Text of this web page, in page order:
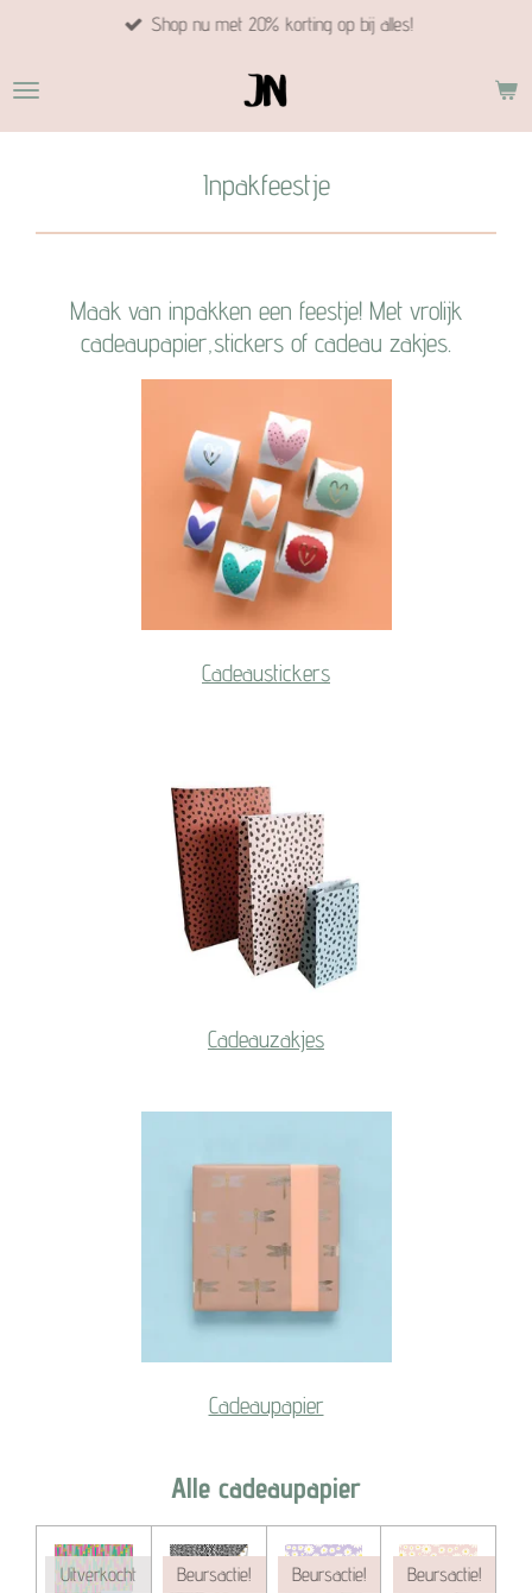
naar
hoofdinhoud
Shop nu met 20% korting op bij alles!
Inpakfeestje
Maak van inpakken een feestje! Met vrolijk
cadeaupapier,stickers of cadeau zakjes.
Cadeaustickers
Cadeauzakjes
Cadeaupapier
Alle cadeaupapier
Uitverkocht Beursactie! Beursactie! Beursactie!